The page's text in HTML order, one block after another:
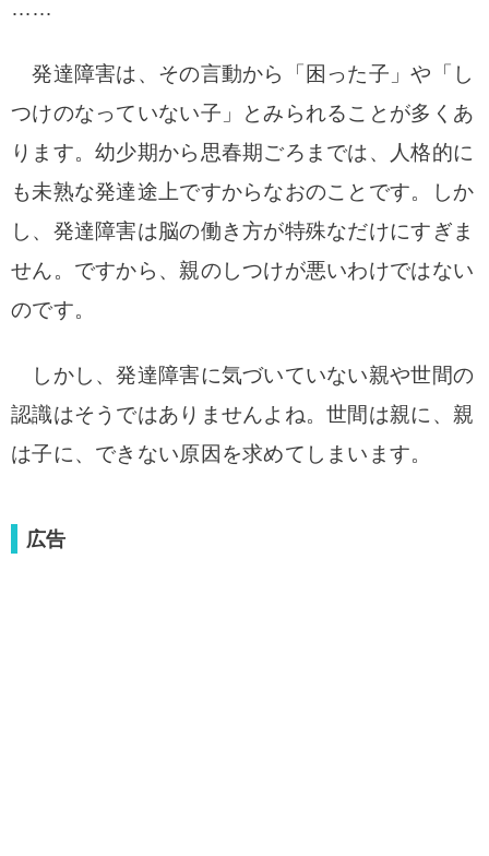
……
発達障害は、その言動から「困った子」や「し
つけのなっていない子」とみられることが多くあ
ります。幼少期から思春期ごろまでは、人格的に
も未熟な発達途上ですからなおのことです。しか
し、発達障害は脳の働き方が特殊なだけにすぎま
せん。ですから、親のしつけが悪いわけではない
のです。
しかし、発達障害に気づいていない親や世間の
認識はそうではありませんよね。世間は親に、親
は子に、できない原因を求めてしまいます。
広告